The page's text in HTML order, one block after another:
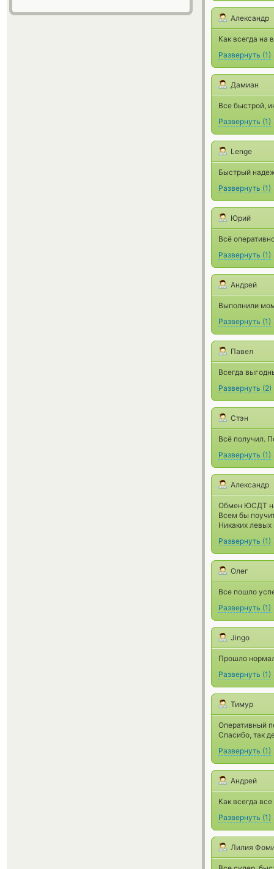
Александр
Как всегда на
Развернуть (1)
Дамиан
Все быстрой,
Развернуть (1)
Lenge
Быстрый
Развернуть (1)
Юрий
Всё
Развернуть (1)
Андрей
Выполнили
Развернуть (1)
Павел
Всегда
Развернуть (2)
Стэн
Всё получил.
Развернуть (1)
Александр
Обмен ЮСДТ
Всем бы
Никаких
Развернуть (1)
Олег
Все пошло
Развернуть (1)
Jingo
Прошло
Развернуть (1)
Тимур
Оперативный
Спасибо, так
Развернуть (1)
Андрей
Как всегда
Развернуть (1)
Лилия